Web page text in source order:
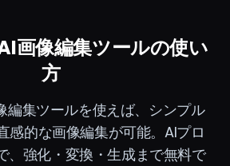
画像編集ツールの使い
方
編集ツールを使えば、シンプル
感的な画像編集が可能。AIプロ
、強化・変換・生成まで無料で